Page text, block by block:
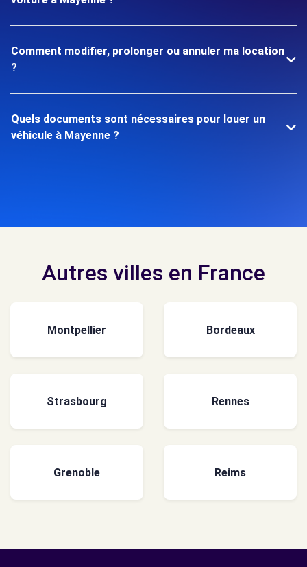
Comment modifier, prolonger ou annuler ma location
?
Quels documents sont nécessaires pour louer un
véhicule à Mayenne ?
Autres villes en France
Montpellier Bordeaux
Strasbourg Rennes
Grenoble Reims